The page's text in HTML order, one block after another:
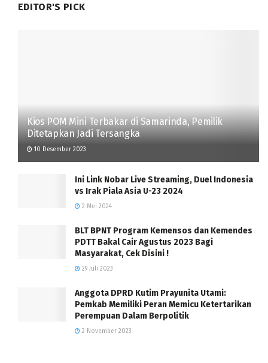
EDITOR'S PICK
Kios POM Mini Terbakar di Samarinda, Pemilik
Ditetapkan Jadi Tersangka
10 Desember 2023
Ini Link Nobar Live Streaming, Duel Indonesia
vs Irak Piala Asia U-23 2024
2 Mei 2024
BLT BPNT Program Kemensos dan Kemendes
PDTT Bakal Cair Agustus 2023 Bagi
Masyarakat, Cek Disini !
29 Juli 2023
Anggota DPRD Kutim Prayunita Utami:
Pemkab Memiliki Peran Memicu Ketertarikan
Perempuan Dalam Berpolitik
2 November 2023